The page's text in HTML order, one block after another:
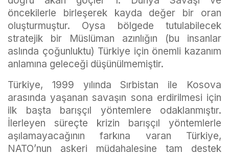
öncekilerle birleşerek kayda değer bir oran
oluşturmuştur. Oysa bölgede tutulabilecek
stratejik bir Müslüman azınlığın (bu insanlar
aslında çoğunluktu) Türkiye için önemli kazanım
anlamına geleceği düşünülmemiştir.
Türkiye, 1999 yılında Sırbistan ile Kosova
arasında yaşanan savaşın sona erdirilmesi için
ilk başta barışçıl yöntemlere odaklanmıştır.
İlerleyen süreçte krizin barışçıl yöntemlerle
aşılamayacağının farkına varan Türkiye,
NATO’nun askeri müdahalesine tam destek